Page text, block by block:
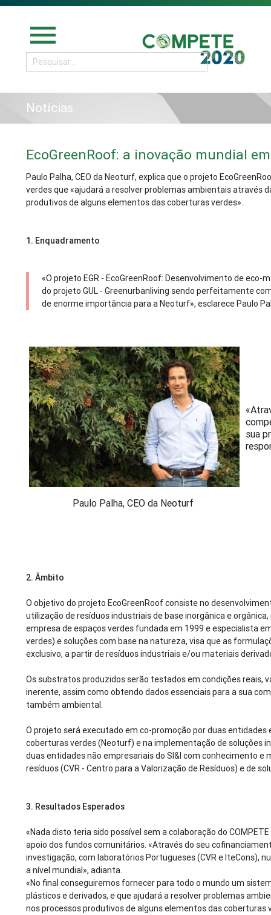
menu
Notícias
EcoGreenRoof: a inovação mundial
Paulo Palha, CEO da Neoturf, explica que o projeto
verdes que «ajudará a resolver problemas ambientais através
produtivos de alguns elementos das coberturas verdes».
1. Enquadramento
«O projeto EGR - EcoGreenRoof: Desenvolvimento de
do projeto GUL - Greenurbanliving sendo perfeitamente
de enorme importância para a Neoturf», esclarece Paulo
Paulo Palha, CEO da Neoturf
sua
2. Âmbito
O objetivo do projeto EcoGreenRoof consiste no
utilização de resíduos industriais de base inorgânica e
empresa de espaços verdes fundada em 1999 e especialista
verdes) e soluções com base na natureza, visa que as
exclusivo, a partir de resíduos industriais e/ou materiais
Os substratos produzidos serão testados em condições reais,
inerente, assim como obtendo dados essenciais para a sua
também ambiental.
O projeto será executado em co-promoção por duas
coberturas verdes (Neoturf) e na implementação de soluções
duas entidades não empresariais do SI&I com conhecimento
resíduos (CVR - Centro para a Valorização de Resíduos) e de
3. Resultados Esperados
«Nada disto teria sido possível sem a colaboração do
apoio dos fundos comunitários. «Através do seu
investigação, com laboratórios Portugueses (CVR e IteCons),
a nível mundial», adianta.
«No final conseguiremos fornecer para todo o mundo um
plásticos e derivados, e que ajudará a resolver problemas
nos processos produtivos de alguns elementos das coberturas